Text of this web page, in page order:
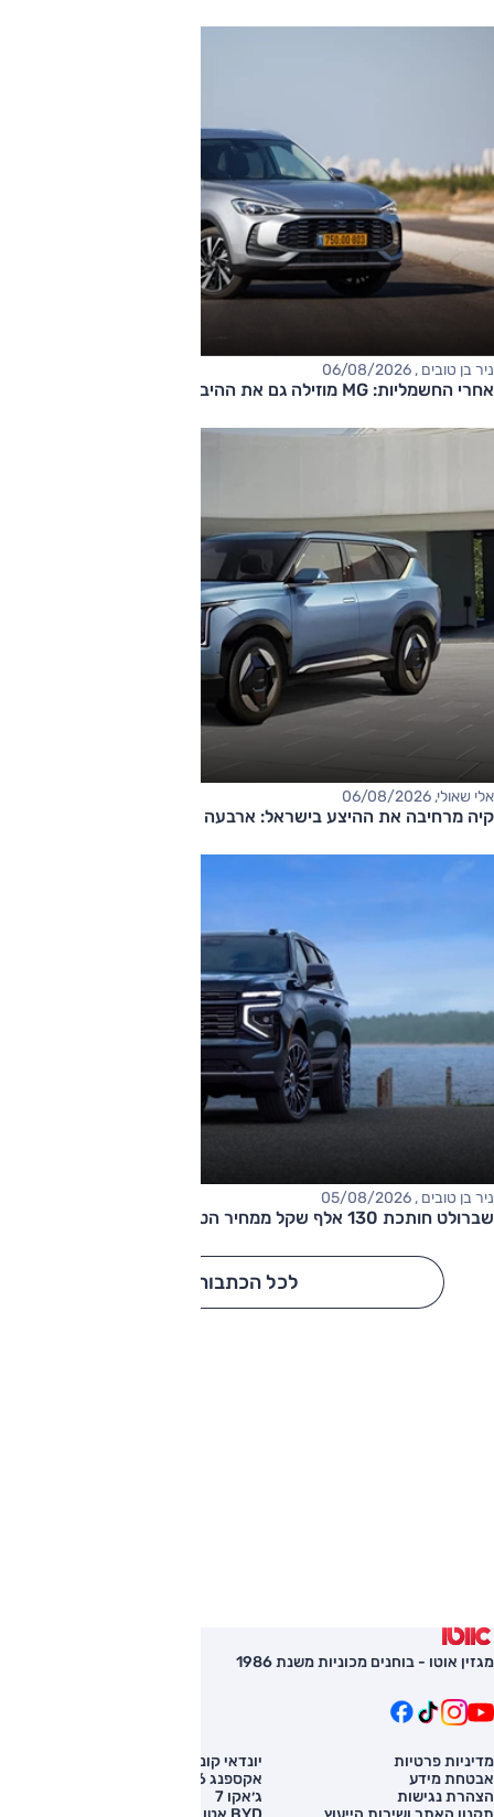
ניר בן טובים , 06/08/2026
אחרי החשמליות: MG מוזילה גם את ההיברידיות
אלי שאולי, 06/08/2026
קיה מרחיבה את ההיצע בישראל: ארבעה דגמים חדשים בדרך
ניר בן טובים , 05/08/2026
שברולט חותכת 130 אלף שקל ממחיר הטאהו
לכל הכתבות
מגזין אוטו - בוחנים מכוניות משנת 1986
מדיניות פרטיות
אבטחת מידע
הצהרת נגישות
יונדאי קונה
אקספנג G6
ג׳אקו 7